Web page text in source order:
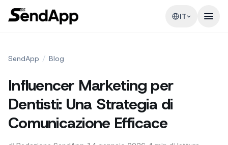
IT
SendApp / Blog
Influencer Marketing per
Dentisti: Una Strategia di
Comunicazione Efficace